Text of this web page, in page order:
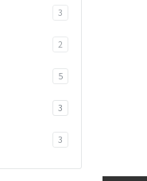
3
2
5
3
3